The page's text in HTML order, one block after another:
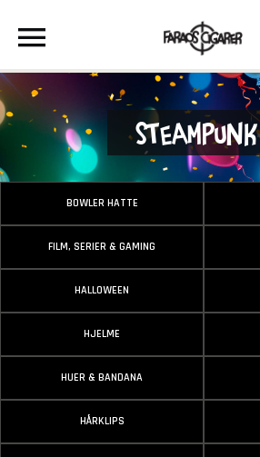
Steampunk
BOWLER HATTE
FILM, SERIER & GAMING
HALLOWEEN
HJELME
HUER & BANDANA
HÅRKLIPS